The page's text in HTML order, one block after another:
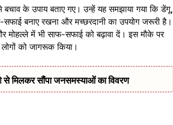
बचाव के उपाय बताए गए। उन्हें यह समझाया गया कि डेंगू,
सफाई बनाए रखना और मच्छरदानी का उपयोग जरूरी है।
मोहल्ले में भी साफ-सफाई को बढ़ावा दें। इस मौके पर
लोगों को जागरूक किया।
मिलकर सौंपा जनसमस्याओं का विवरण